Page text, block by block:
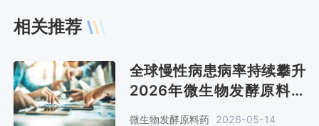
相关推荐
全球慢性病患病率持续攀升
2026年微生物发酵原料药
销售额约310亿美元[图]
微生物发酵原料药 2026-05-14